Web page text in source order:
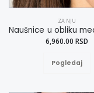
ZA NJU
6,960.00 RSD
Pogledaj